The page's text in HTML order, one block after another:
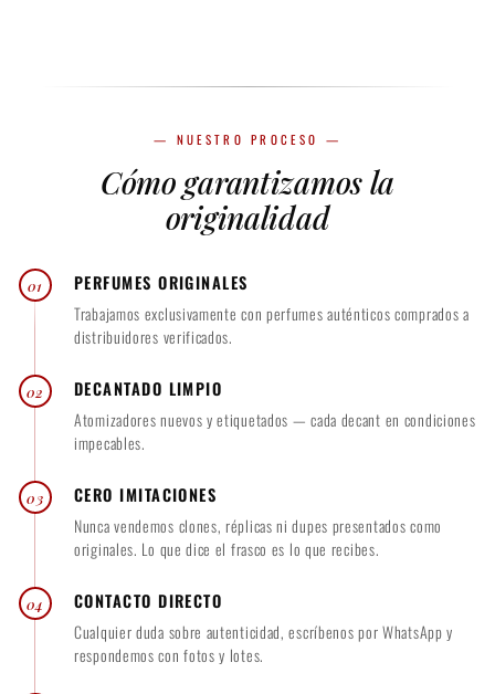
— NUESTRO PROCESO —
Cómo garantizamos la
originalidad
01
PERFUMES ORIGINALES
Trabajamos exclusivamente con perfumes auténticos comprados a
distribuidores verificados.
02
DECANTADO LIMPIO
Atomizadores nuevos y etiquetados — cada decant en condiciones
impecables.
03
CERO IMITACIONES
Nunca vendemos clones, réplicas ni dupes presentados como
originales. Lo que dice el frasco es lo que recibes.
04
CONTACTO DIRECTO
Cualquier duda sobre autenticidad, escríbenos por WhatsApp y
respondemos con fotos y lotes.